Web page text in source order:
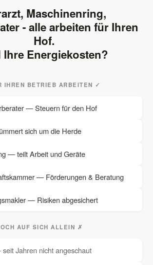
Maschinenring,
- alle arbeiten für Ihren
Hof.
Ihre Energiekosten?
IHREN BETRIEB ARBEITEN ✓
— Steuern für den Hof
sich um die Herde
— teilt Arbeit und Geräte
— Förderungen & Beratung
— Risiken abgesichert
AUF SICH ALLEIN ✗
Jahren nicht angeschaut